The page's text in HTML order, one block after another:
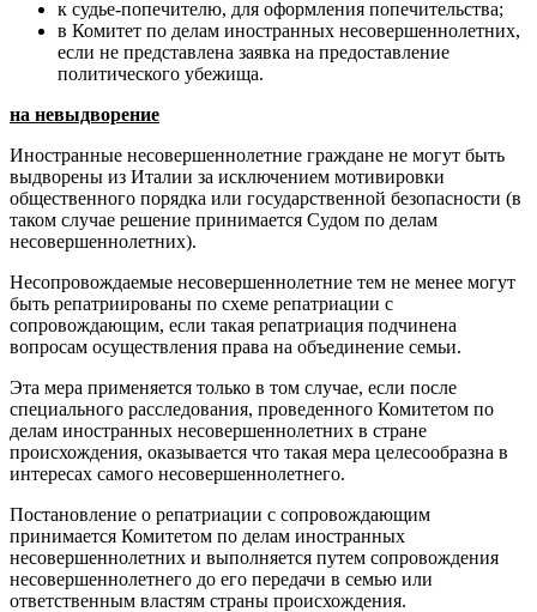
к судье-попечителю, для оформления попечительства;
в Комитет по делам иностранных несовершеннолетних,
если не представлена заявка на предоставление
политического убежища.
на невыдворение
Иностранные несовершеннолетние граждане не могут быть
выдворены из Италии за исключением мотивировки
общественного порядка или государственной безопасности (в
таком случае решение принимается Судом по делам
несовершеннолетних).
Несопровождаемые несовершеннолетние тем не менее могут
быть репатриированы по схеме репатриации с
сопровождающим, если такая репатриация подчинена
вопросам осуществления права на объединение семьи.
Эта мера применяется только в том случае, если после
специального расследования, проведенного Комитетом по
делам иностранных несовершеннолетних в стране
происхождения, оказывается что такая мера целесообразна в
интересах самого несовершеннолетнего.
Постановление о репатриации с сопровождающим
принимается Комитетом по делам иностранных
несовершеннолетних и выполняется путем сопровождения
несовершеннолетнего до его передачи в семью или
ответственным властям страны происхождения.